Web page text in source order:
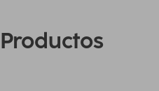
Productos